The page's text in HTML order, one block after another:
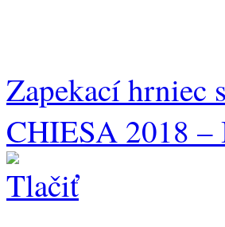
Zapekací hrniec
CHIESA 2018